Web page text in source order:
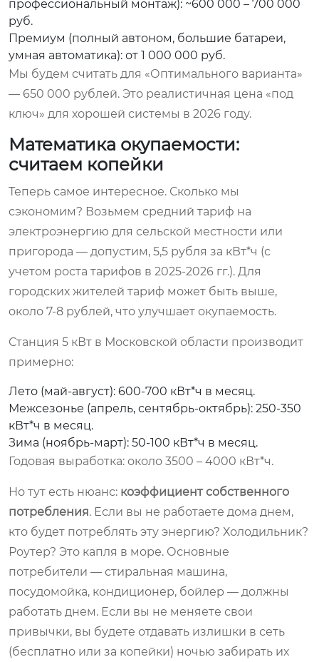
профессиональный монтаж): ~600 000 – 700 000
руб.
Премиум (полный автоном, большие батареи,
умная автоматика): от 1 000 000 руб.
Мы будем считать для «Оптимального варианта»
— 650 000 рублей. Это реалистичная цена «под
ключ» для хорошей системы в 2026 году.
Математика окупаемости:
считаем копейки
Теперь самое интересное. Сколько мы
сэкономим? Возьмем средний тариф на
электроэнергию для сельской местности или
пригорода — допустим, 5,5 рубля за кВт*ч (с
учетом роста тарифов в 2025-2026 гг.). Для
городских жителей тариф может быть выше,
около 7-8 рублей, что улучшает окупаемость.
Станция 5 кВт в Московской области производит
примерно:
Лето (май-август): 600-700 кВт*ч в месяц.
Межсезонье (апрель, сентябрь-октябрь): 250-350
кВт*ч в месяц.
Зима (ноябрь-март): 50-100 кВт*ч в месяц.
Годовая выработка: около 3500 – 4000 кВт*ч.
Но тут есть нюанс: коэффициент собственного
потребления. Если вы не работаете дома днем,
кто будет потреблять эту энергию? Холодильник?
Роутер? Это капля в море. Основные
потребители — стиральная машина,
посудомойка, кондиционер, бойлер — должны
работать днем. Если вы не меняете свои
привычки, вы будете отдавать излишки в сеть
(бесплатно или за копейки) ночью забирать их